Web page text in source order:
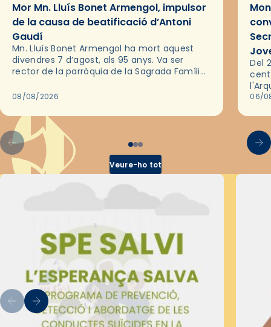
Mor Mn. Lluís Bonet Armengol, impulsor
de la causa de beatificació d’Antoni
Gaudí
Mn. Lluís Bonet Armengol ha mort aquest
divendres 7 d’agost, als 95 anys. Va ser
rector de la parròquia de la Sagrada Família
2018,…
08/08/2026
Del
les
06/
Veure-ho tot